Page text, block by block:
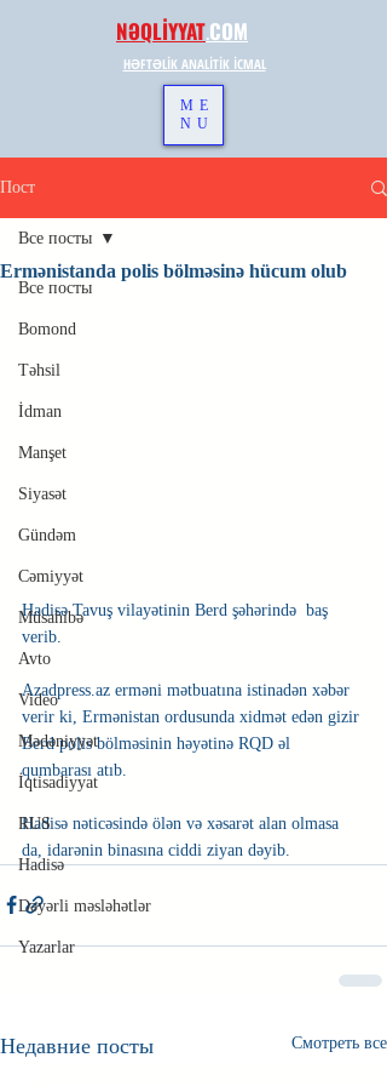
NƏQLİYYAT.COM
HƏFTƏLİK ANALİTİK İCMAL
ME
NU
Пост
Все посты
Bomond
Təhsil
İdman
Manşet
Siyasət
Gündəm
Cəmiyyət
Müsahibə
Avto
Video
Mədəniyyət
İqtisadiyyat
RUS
Hadisə
Dəyərli məsləhətlər
Yazarlar
Все посты
Ermənistanda polis bölməsinə hücum olub
Hadisə Tavuş vilayətinin Berd şəhərində  baş
verib.
Azadpress.az erməni mətbuatına istinadən xəbər
verir ki, Ermənistan ordusunda xidmət edən gizir
Berd polis bölməsinin həyətinə RQD əl
qumbarası atıb.
Hadisə nəticəsində ölən və xəsarət alan olmasa
da, idarənin binasına ciddi ziyan dəyib.
Недавние посты Смотреть все